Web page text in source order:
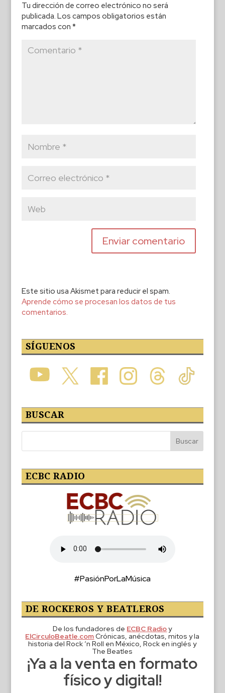
Tu dirección de correo electrónico no será
publicada. Los campos obligatorios están
marcados con *
Este sitio usa Akismet para reducir el spam.
Aprende cómo se procesan los datos de tus
comentarios.
SÍGUENOS
BUSCAR
ECBC RADIO
#PasiónPorLaMúsica
DE ROCKEROS Y BEATLEROS
De los fundadores de ECBC Radioy
ElCirculoBeatle.comCrónicas, anécdotas, mitos y la
historia del Rock ‘n Roll en México, Rock en inglés y
The Beatles
¡Ya a la venta en formato
físico y digital!